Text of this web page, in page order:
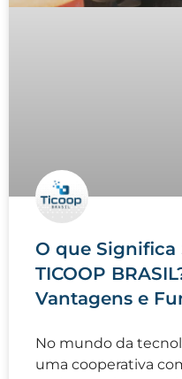
O que Significa
TICOOP
Vantagens e
No mundo da
uma cooperativa